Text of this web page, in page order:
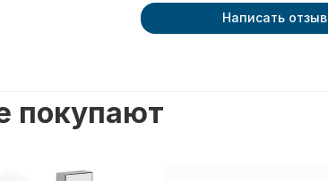
Написать отзыв
покупают